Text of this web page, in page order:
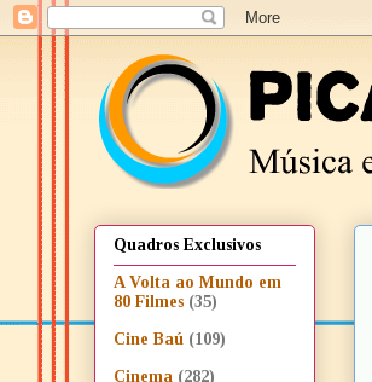
Quadros Exclusivos
A Volta ao Mundo em
80 Filmes (35)
Cine Baú (109)
Cinema (282)